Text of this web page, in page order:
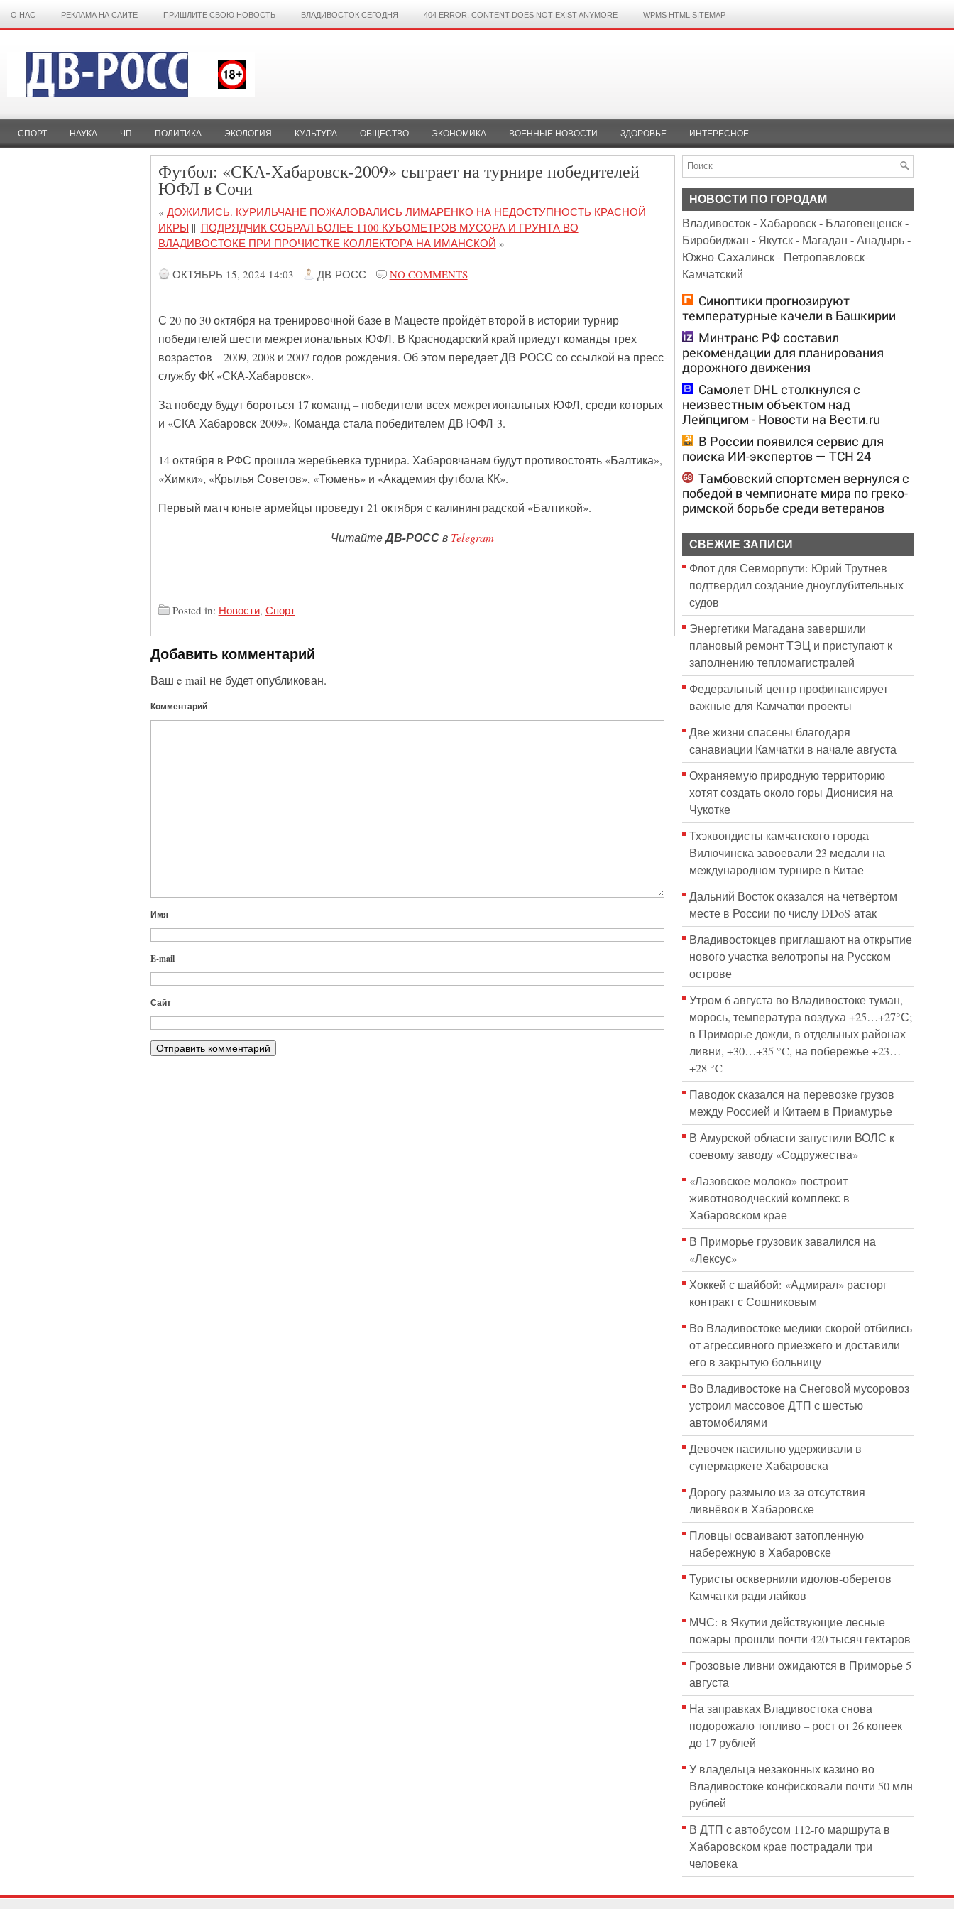
О НАС РЕКЛАМА НА САЙТЕ ПРИШЛИТЕ СВОЮ НОВОСТЬ ВЛАДИВОСТОК СЕГОДНЯ 404 ERROR, CONTENT DOES NOT EXIST ANYMORE WPMS HTML SITEMAP
СПОРТ НАУКА ЧП ПОЛИТИКА ЭКОЛОГИЯ КУЛЬТУРА ОБЩЕСТВО ЭКОНОМИКА ВОЕННЫЕ НОВОСТИ ЗДОРОВЬЕ ИНТЕРЕСНОЕ
Футбол: «СКА-Хабаровск-2009» сыграет на турнире победителей
ЮФЛ в Сочи
« ДОЖИЛИСЬ. КУРИЛЬЧАНЕ ПОЖАЛОВАЛИСЬ ЛИМАРЕНКО НА НЕДОСТУПНОСТЬ КРАСНОЙ
ИКРЫ ||| ПОДРЯДЧИК СОБРАЛ БОЛЕЕ 1100 КУБОМЕТРОВ МУСОРА И ГРУНТА ВО
ВЛАДИВОСТОКЕ ПРИ ПРОЧИСТКЕ КОЛЛЕКТОРА НА ИМАНСКОЙ »
ОКТЯБРЬ 15, 2024 14:03 ДВ-РОСС NO COMMENTS
С 20 по 30 октября на тренировочной базе в Мацесте пройдёт второй в истории турнир
победителей шести межрегиональных ЮФЛ. В Краснодарский край приедут команды трех
возрастов – 2009, 2008 и 2007 годов рождения. Об этом передает ДВ-РОСС со ссылкой на пресс-
службу ФК «СКА-Хабаровск».
За победу будут бороться 17 команд – победители всех межрегиональных ЮФЛ, среди которых
и «СКА-Хабаровск-2009». Команда стала победителем ДВ ЮФЛ-3.
14 октября в РФС прошла жеребьевка турнира. Хабаровчанам будут противостоять «Балтика»,
«Химки», «Крылья Советов», «Тюмень» и «Академия футбола КК».
Первый матч юные армейцы проведут 21 октября с калининградской «Балтикой».
ЧитайтеДВ-РОССв Telegram
Posted in: Новости, Спорт
Добавить комментарий
Ваш e-mail не будет опубликован.
Комментарий
Имя
E-mail
Сайт
НОВОСТИ ПО ГОРОДАМ
Владивосток-Хабаровск- Благовещенск-
Биробиджан - Якутск- Магадан -Анадырь-
Южно-Сахалинск- Петропавловск-
Камчатский
Синоптики прогнозируют
температурные качели в Башкирии
Минтранс РФ составил
рекомендации для планирования
дорожного движения
Самолет DHL столкнулся с
неизвестным объектом над
Лейпцигом - Новости на Вести.ru
В России появился сервис для
поиска ИИ-экспертов — ТСН 24
Тамбовский спортсмен вернулся с
победой в чемпионате мира по греко-
римской борьбе среди ветеранов
СВЕЖИЕ ЗАПИСИ
Флот для Севморпути: Юрий Трутнев
подтвердил создание дноуглубительных
судов
Энергетики Магадана завершили
плановый ремонт ТЭЦ и приступают к
заполнению тепломагистралей
Федеральный центр профинансирует
важные для Камчатки проекты
Две жизни спасены благодаря
санавиации Камчатки в начале августа
Охраняемую природную территорию
хотят создать около горы Дионисия на
Чукотке
Тхэквондисты камчатского города
Вилючинска завоевали 23 медали на
международном турнире в Китае
Дальний Восток оказался на четвёртом
месте в России по числу DDoS-атак
Владивостокцев приглашают на открытие
нового участка велотропы на Русском
острове
Утром 6 августа во Владивостоке туман,
морось, температура воздуха +25…+27°С;
в Приморье дожди, в отдельных районах
ливни, +30…+35 °C, на побережье +23…
+28 °C
Паводок сказался на перевозке грузов
между Россией и Китаем в Приамурье
В Амурской области запустили ВОЛС к
соевому заводу «Содружества»
«Лазовское молоко» построит
животноводческий комплекс в
Хабаровском крае
В Приморье грузовик завалился на
«Лексус»
Хоккей с шайбой: «Адмирал» расторг
контракт с Сошниковым
Во Владивостоке медики скорой отбились
от агрессивного приезжего и доставили
его в закрытую больницу
Во Владивостоке на Снеговой мусоровоз
устроил массовое ДТП с шестью
автомобилями
Девочек насильно удерживали в
супермаркете Хабаровска
Дорогу размыло из-за отсутствия
ливнёвок в Хабаровске
Пловцы осваивают затопленную
набережную в Хабаровске
Туристы осквернили идолов-оберегов
Камчатки ради лайков
МЧС: в Якутии действующие лесные
пожары прошли почти 420 тысяч гектаров
Грозовые ливни ожидаются в Приморье 5
августа
На заправках Владивостока снова
подорожало топливо – рост от 26 копеек
до 17 рублей
У владельца незаконных казино во
Владивостоке конфисковали почти 50 млн
рублей
В ДТП с автобусом 112-го маршрута в
Хабаровском крае пострадали три
человека